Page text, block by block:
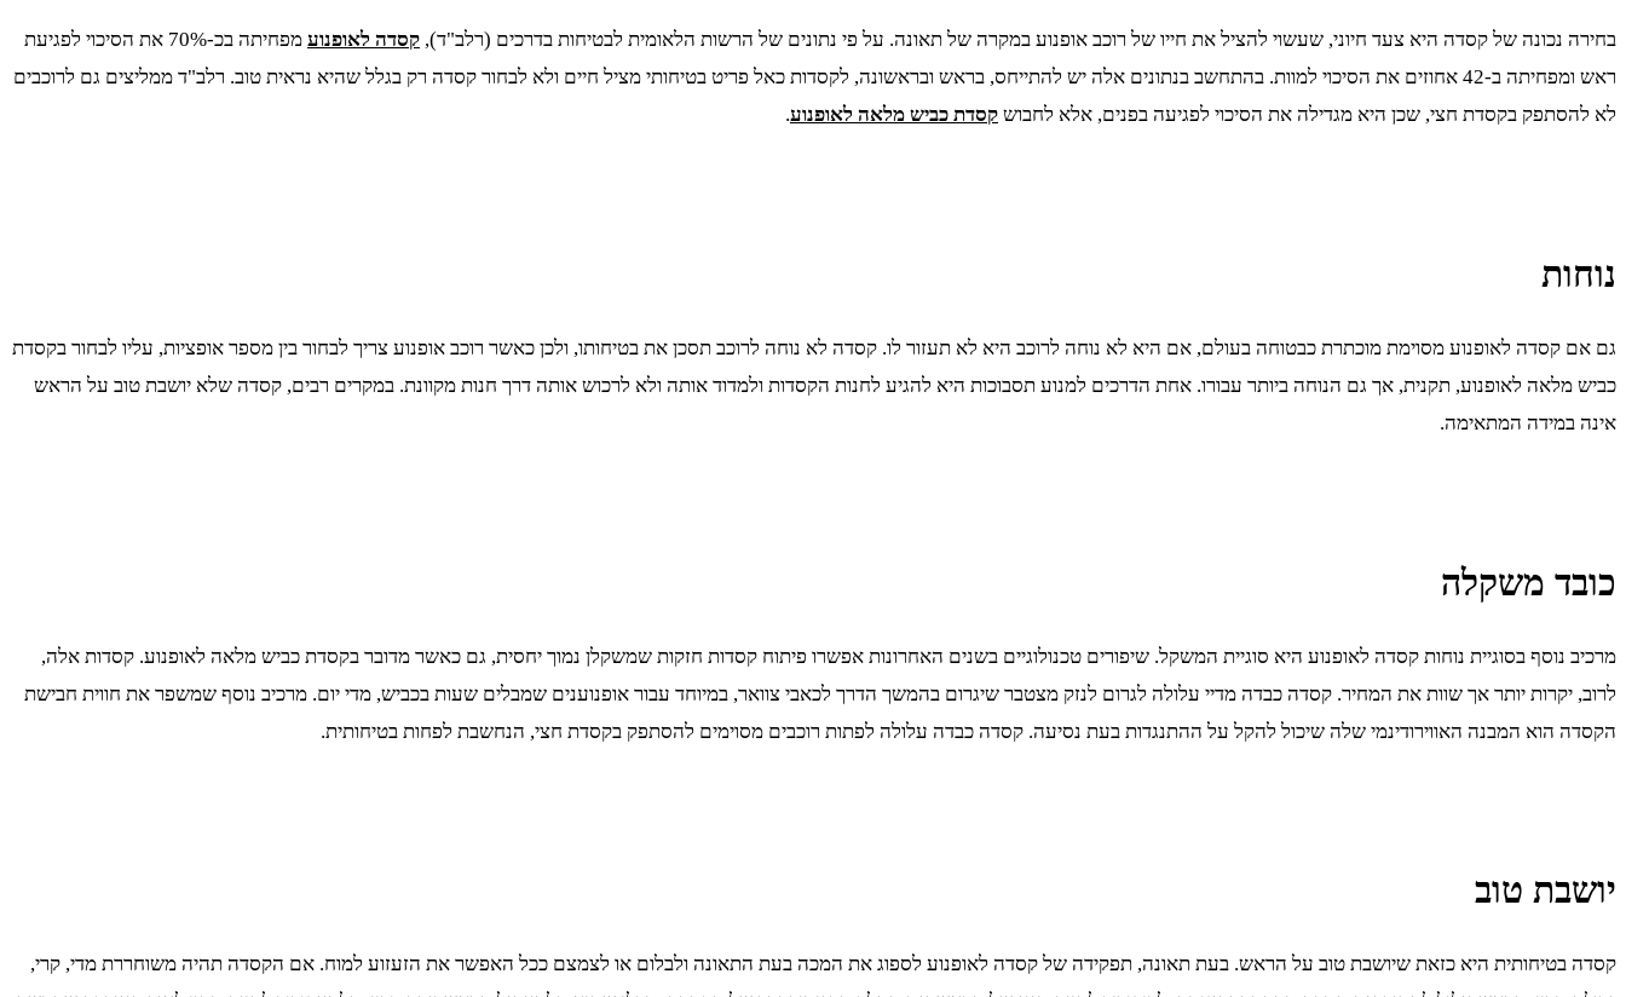
בחירה נכונה של קסדה היא צעד חיוני, שעשוי להציל את חייו של רוכב אופנוע במקרה של תאונה. על פי נתונים של הרשות הלאומית לבטיחות בדרכים (רלב"ד), קסדה לאופנוע
מפחיתה בכ-70% את הסיכוי לפגיעת
ראש ומפחיתה ב-42 אחוזים את הסיכוי למוות. בהתחשב בנתונים אלה יש להתייחס, בראש ובראשונה, לקסדות כאל פריט בטיחותי מציל חיים ולא לבחור קסדה רק בגלל שהיא נראית טוב. רלב"ד ממליצים גם לרוכבים
לא להסתפק בקסדת חצי, שכן היא מגדילה את הסיכוי לפגיעה בפנים, אלא לחבוש קסדת כביש מלאה לאופנוע.
נוחות
גם אם קסדה לאופנוע מסוימת מוכתרת כבטוחה בעולם, אם היא לא נוחה לרוכב היא לא תעזור לו. קסדה לא נוחה לרוכב תסכן את בטיחותו, ולכן כאשר רוכב אופנוע צריך לבחור בין מספר אופציות, עליו לבחור בקסדת
כביש מלאה לאופנוע, תקנית, אך גם הנוחה ביותר עבורו. אחת הדרכים למנוע תסבוכות היא להגיע לחנות הקסדות ולמדוד אותה ולא לרכוש אותה דרך חנות מקוונת. במקרים רבים, קסדה שלא יושבת טוב על הראש
אינה במידה המתאימה.
כובד משקלה
מרכיב נוסף בסוגיית נוחות קסדה לאופנוע היא סוגיית המשקל. שיפורים טכנולוגיים בשנים האחרונות אפשרו פיתוח קסדות חזקות שמשקלן נמוך יחסית, גם כאשר מדובר בקסדת כביש מלאה לאופנוע. קסדות אלה,
לרוב, יקרות יותר אך שוות את המחיר. קסדה כבדה מדיי עלולה לגרום לנזק מצטבר שיגרום בהמשך הדרך לכאבי צוואר, במיוחד עבור אופנוענים שמבלים שעות בכביש, מדי יום. מרכיב נוסף שמשפר את חווית חבישת
הקסדה הוא המבנה האווירודינמי שלה שיכול להקל על ההתנגדות בעת נסיעה. קסדה כבדה עלולה לפתות רוכבים מסוימים להסתפק בקסדת חצי, הנחשבת לפחות בטיחותית.
יושבת טוב
קסדה בטיחותית היא כזאת שיושבת טוב על הראש. בעת תאונה, תפקידה של קסדה לאופנוע לספוג את המכה בעת התאונה ולבלום או לצמצם ככל האפשר את הזעזוע למוח. אם הקסדה תהיה משוחררת מדי, קרי,